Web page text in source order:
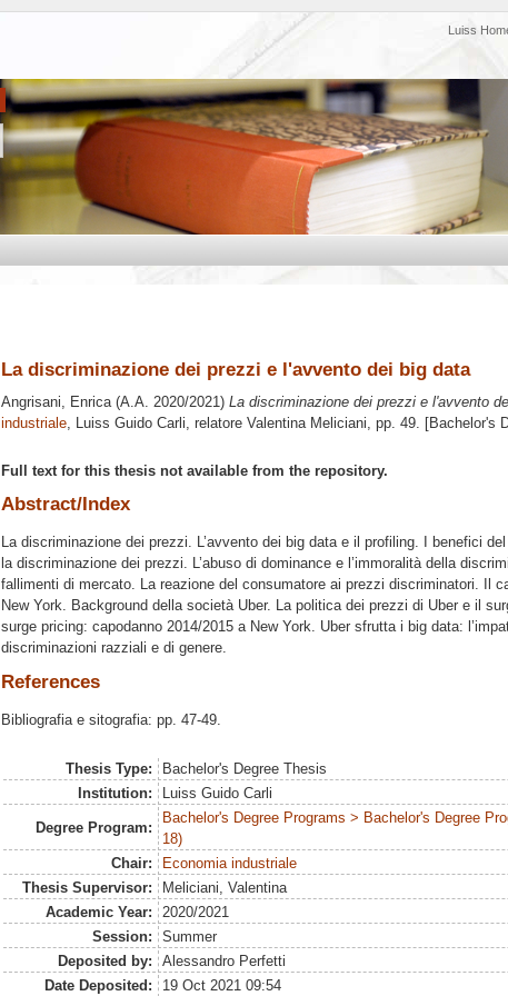
Luiss
La discriminazione dei prezzi e l'avvento dei big data
Angrisani, Enrica(A.A. 2020/2021) La discriminazione dei prezzi e l'avvento
industriale, Luiss Guido Carli, relatore Valentina Meliciani, pp. 49. [Bachelor's
Full text for this thesis not available from the repository.
Abstract/Index
La discriminazione dei prezzi. L’avvento dei big data e il profiling. I benefici
la discriminazione dei prezzi. L’abuso di dominance e l’immoralità della
fallimenti di mercato. La reazione del consumatore ai prezzi discriminatori. Il
New York. Background della società Uber. La politica dei prezzi di Uber e il
surge pricing: capodanno 2014/2015 a New York. Uber sfrutta i big data:
discriminazioni razziali e di genere.
References
Bibliografia e sitografia: pp. 47-49.
Thesis Type:
Bachelor's Degree Thesis
Institution:
Luiss Guido Carli
Degree Program:
Bachelor's Degree Programs > Bachelor's Degree
18)
Chair:
Economia industriale
Thesis Supervisor:
Meliciani, Valentina
Academic Year:
2020/2021
Session:
Summer
Deposited by:
Alessandro Perfetti
Date Deposited:
19 Oct 2021 09:54